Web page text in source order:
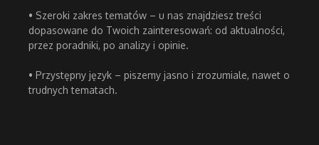
• Szeroki zakres tematów – u nas znajdziesz treści
dopasowane do Twoich zainteresowań: od aktualności,
przez poradniki, po analizy i opinie.
• Przystępny język – piszemy jasno i zrozumiale, nawet o
trudnych tematach.